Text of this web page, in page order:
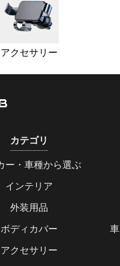
アクセサリー
カテゴリ
ー・車種から選ぶ
インテリア
外装用品
ボディカバー
アクセサリー